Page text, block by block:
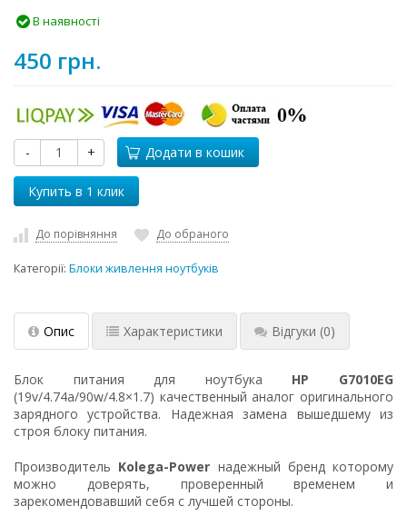
В наявності
450 грн.
- + Додати в кошик
До порівняння До обраного
Категорії: Блоки живлення ноутбуків
Опис Характеристики Відгуки (0)
Блок питания для ноутбука HP G7010EG
(19v/4.74a/90w/4.8×1.7) качественный аналог оригинального
зарядного устройства. Надежная замена вышедшему из
строя блоку питания.
Производитель Kolega-Power надежный бренд которому
можно доверять, проверенный временем и
зарекомендовавший себя с лучшей стороны.